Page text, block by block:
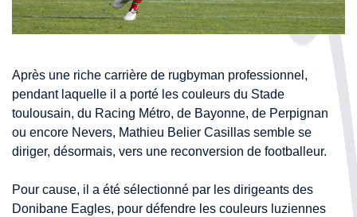
Après une riche carrière de rugbyman professionnel,
pendant laquelle il a porté les couleurs du Stade
toulousain, du Racing Métro, de Bayonne, de Perpignan
ou encore Nevers, Mathieu Belier Casillas semble se
diriger, désormais, vers une reconversion de footballeur.
Pour cause, il a été sélectionné par les dirigeants des
Donibane Eagles, pour défendre les couleurs luziennes